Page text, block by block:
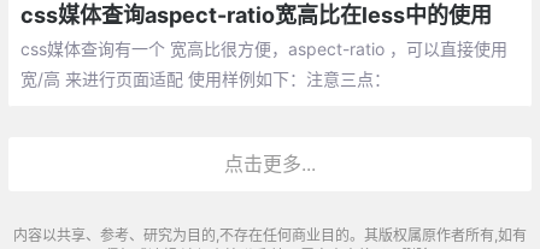
css媒体查询aspect-ratio宽高比在less中的使用
css媒体查询有一个 宽高比很方便，aspect-ratio ，可以直接使用
宽/高 来进行页面适配 使用样例如下：注意三点：
点击更多...
内容以共享、参考、研究为目的,不存在任何商业目的。其版权属原作者所有,如有